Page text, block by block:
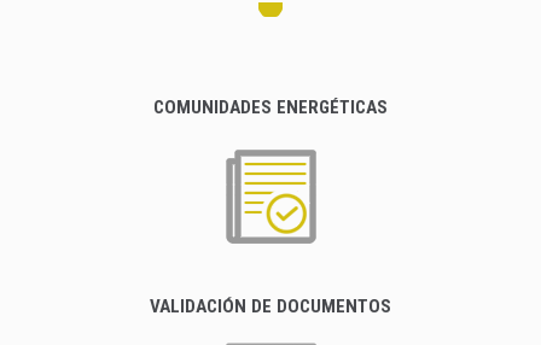
COMUNIDADES ENERGÉTICAS
VALIDACIÓN DE DOCUMENTOS